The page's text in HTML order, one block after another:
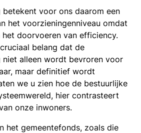
voor ons daarom een
het voorzieningenniveau omdat
doorvoeren van efficiency.
belang dat de
alleen wordt bevroren voor
maar definitief wordt
we u zien hoe de bestuurlijke
hier contrasteert
onze inwoners.
het gemeentefonds, zoals die